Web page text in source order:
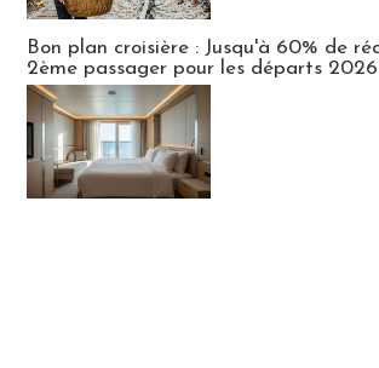
Bon plan croisière : Jusqu'à 60% de
2ème passager pour les départs